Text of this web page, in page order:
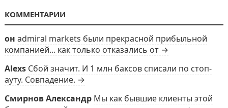
КОММЕНТАРИИ
он admiral markets были прекрасной прибыльной
компанией... как только отказались от →
Alexs Сбой значит. И 1 млн баксов списали по стоп-
ауту. Совпадение. →
Смирнов Александр Мы как бывшие клиенты этой